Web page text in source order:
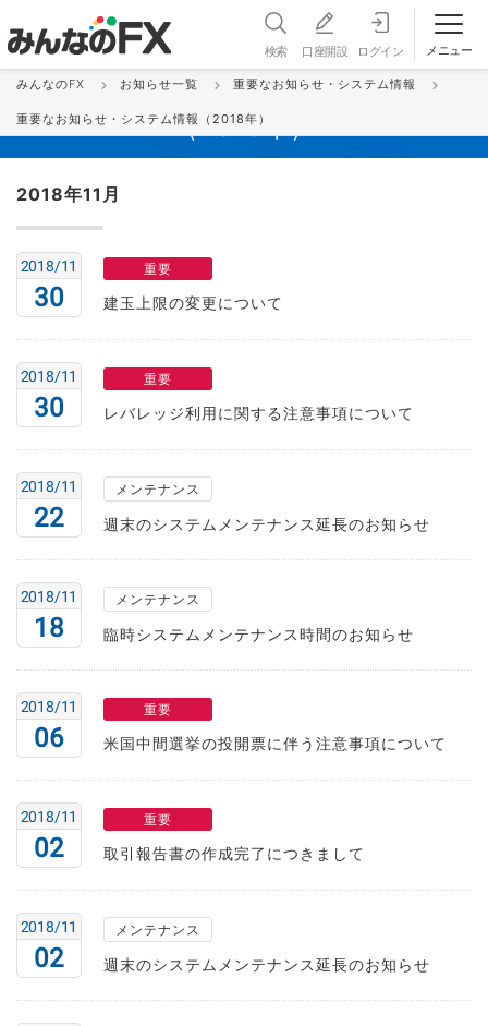
検索 口座開設 ログイン メニュー
重要なお知らせ・システム情報
（2018年）
みんなのFX お知らせ一覧 重要なお知らせ・システム情報
重要なお知らせ・システム情報（2018年）
2018年11月
30
2018/11 重要
建玉上限の変更について
30
2018/11 重要
レバレッジ利用に関する注意事項について
22
2018/11 メンテナンス
週末のシステムメンテナンス延長のお知らせ
18
2018/11 メンテナンス
臨時システムメンテナンス時間のお知らせ
06
2018/11 重要
米国中間選挙の投開票に伴う注意事項について
02
2018/11 重要
取引報告書の作成完了につきまして
02
2018/11 メンテナンス
週末のシステムメンテナンス延長のお知らせ